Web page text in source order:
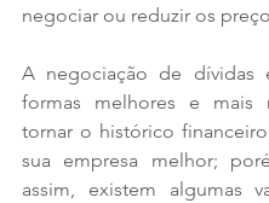
negociar ou reduzir os
A negociação de dívidas
formas melhores e mais
tornar o histórico
sua empresa melhor;
assim, existem algumas